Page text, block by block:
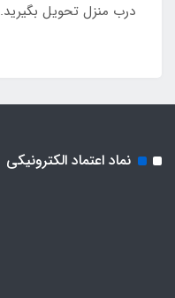
درب منزل تحویل بگیرید.
نماد اعتماد الکترونیکی